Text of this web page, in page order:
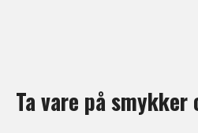
Ta vare på smykker